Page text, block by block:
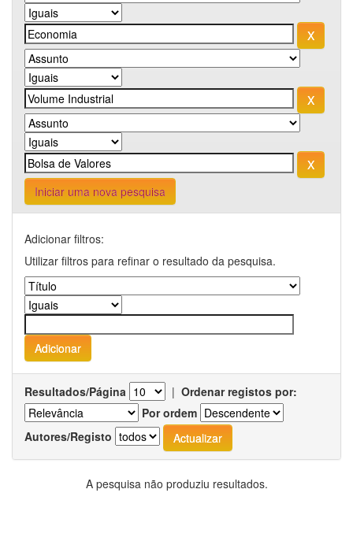
Iniciar uma nova pesquisa
Adicionar filtros:
Utilizar filtros para refinar o resultado da pesquisa.
Resultados/Página | Ordenar registos por:
Por ordem
Autores/Registo
A pesquisa não produziu resultados.